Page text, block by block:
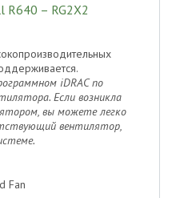
R640 – RG2X2
iDRAC по
Если возникла
вы можете легко
вентилятор,
Fan